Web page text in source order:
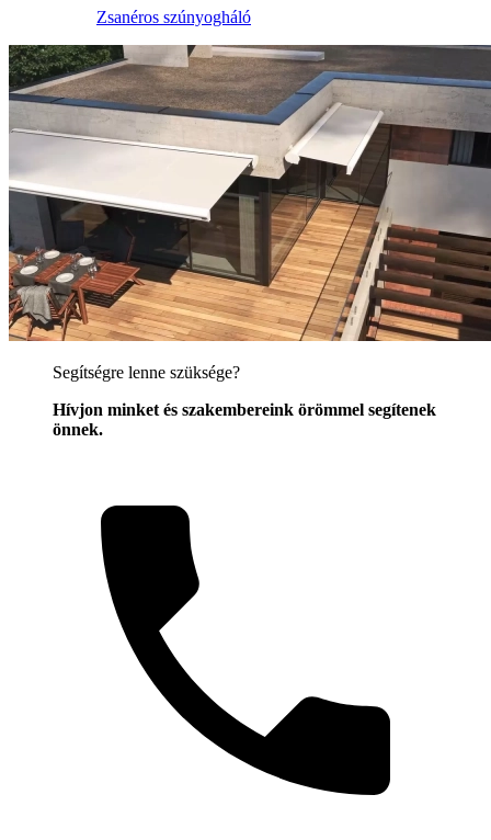
Zsanéros szúnyogháló
Segítségre lenne szüksége?
Hívjon minket és szakembereink örömmel segítenek
önnek.